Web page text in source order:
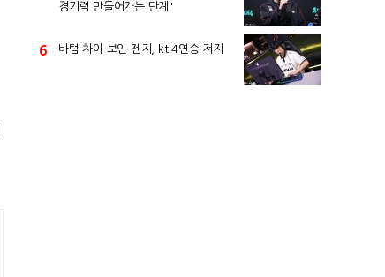
경기력 만들어가는 단계"
6 바텀 차이 보인 젠지, kt 4연승 저지